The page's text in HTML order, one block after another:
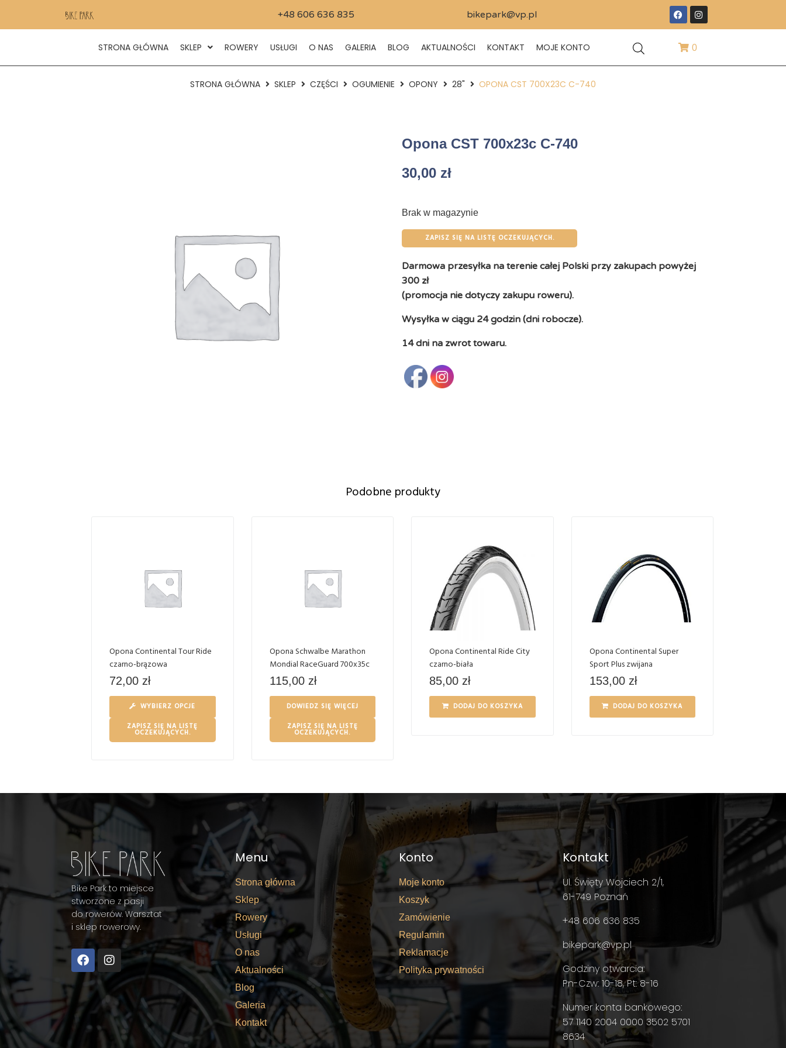
+48 606 636 835 bikepark@vp.pl
STRONA GŁÓWNA SKLEP ROWERY USŁUGI O NAS GALERIA BLOG AKTUALNOŚCI KONTAKT MOJE KONTO 0
STRONA GŁÓWNA SKLEP CZĘŚCI OGUMIENIE OPONY 28" OPONA CST 700X23C C-740
Opona CST 700x23c C-740
30,00 zł
Brak w magazynie
ZAPISZ SIĘ NA LISTĘ OCZEKUJĄCYCH.
Darmowa przesyłka na terenie całej Polski przy zakupach powyżej
300 zł
(promocja nie dotyczy zakupu roweru).
Wysyłka w ciągu 24 godzin (dni robocze).
14 dni na zwrot towaru.
Podobne produkty
Opona Continental Tour Ride
czarno-brązowa
72,00 zł
WYBIERZ OPCJE
ZAPISZ SIĘ NA LISTĘ
OCZEKUJĄCYCH.
Opona Schwalbe Marathon
Mondial RaceGuard 700x35c
115,00 zł
DOWIEDZ SIĘ WIĘCEJ
ZAPISZ SIĘ NA LISTĘ
OCZEKUJĄCYCH.
Opona Continental Ride City
czarno-biała
85,00 zł
DODAJ DO KOSZYKA
Opona Continental Super
Sport Plus zwijana
153,00 zł
DODAJ DO KOSZYKA
Bike Park to miejsce
stworzone z pasji
do rowerów. Warsztat
i sklep rowerowy.
Menu
Strona główna
Sklep
Rowery
Usługi
O nas
Aktualności
Blog
Galeria
Kontakt
Konto
Moje konto
Koszyk
Zamówienie
Regulamin
Reklamacje
Polityka prywatności
Kontakt
Ul. Święty Wojciech 2/1,
61-749 Poznań
+48 606 636 835
bikepark@vp.pl
Godziny otwarcia:
Pn-Czw: 10-18, Pt: 8-16
Numer konta bankowego:
57 1140 2004 0000 3502 5701
8634